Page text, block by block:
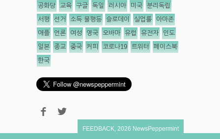
공화당 교육 구글 독일 러시아 미국 분리독립
서평 선거 소득 불평등 슬로데이 실업률 아마존
애플 언론 여성 영국 오바마 유럽 유전자 인도
일본 종교 중국 커피 코로나19 트위터 페이스북
한국
FEEDBACK 2026 NewsPeppermint